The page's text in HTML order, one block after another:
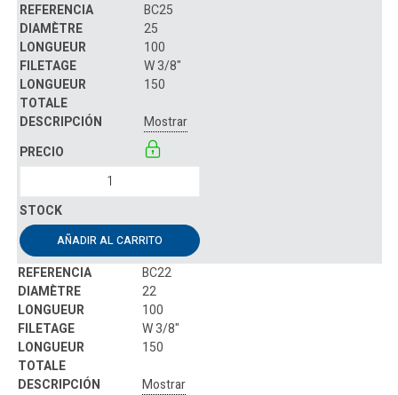
BC25
25
100
W 3/8"
150
Mostrar
AÑADIR AL CARRITO
BC22
22
100
W 3/8"
150
Mostrar